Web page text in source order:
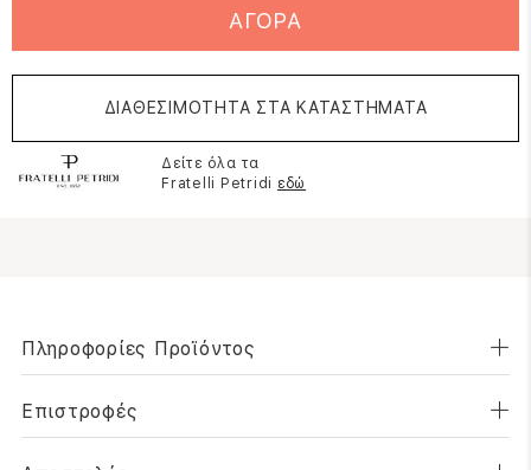
ΑΓΟΡΑ
ΔΙΑΘΕΣΙΜΟΤΗΤΑ ΣΤΑ ΚΑΤΑΣΤΗΜΑΤΑ
Δείτε όλα τα
Fratelli Petridi εδώ
Πληροφορίες Προϊόντος
Επιστροφές